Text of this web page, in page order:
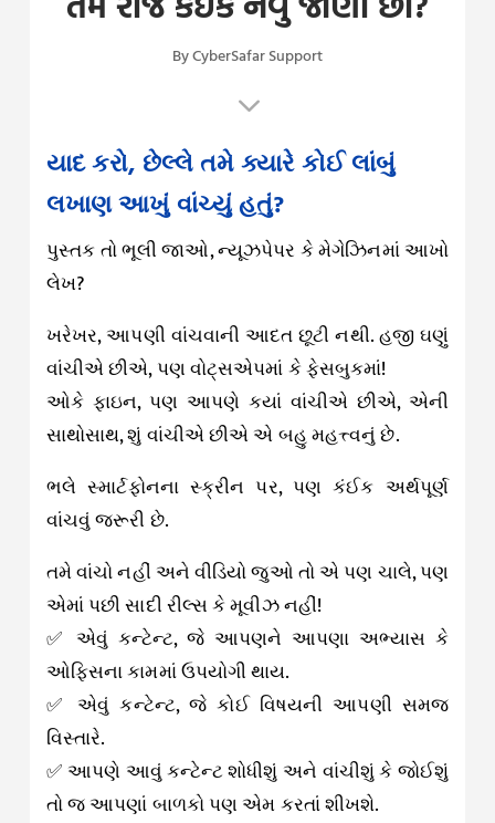
By CyberSafar Support
3
યાદ કરો, છેલ્લે તમે ક્યારે કોઈ લાંબું
લખાણ આખું વાંચ્યું હતું?
પુસ્તક તો ભૂલી જાઓ, ન્યૂઝપેપર કે મેગેઝિનમાં આખો
લેખ?
ખરેખર, આપણી વાંચવાની આદત છૂટી નથી. હજી ઘણું
વાંચીએ છીએ, પણ વોટ્સએપમાં કે ફેસબુકમાં!
ઓકે ફાઇન, પણ આપણે ક્યાં વાંચીએ છીએ, એની
સાથોસાથ, શું વાંચીએ છીએ એ બહુ મહત્ત્વનું છે.
ભલે સ્માર્ટફોનના સ્ક્રીન પર, પણ કંઈક અર્થપૂર્ણ
વાંચવું જરૂરી છે.
તમે વાંચો નહીં અને વીડિયો જુઓ તો એ પણ ચાલે, પણ
એમાં પછી સાદી રીલ્સ કે મૂવીઝ નહીં!
✅ એવું કન્ટેન્ટ, જે આપણને આપણા અભ્યાસ કે
ઓફિસના કામમાં ઉપયોગી થાય.
✅ એવું કન્ટેન્ટ, જે કોઈ વિષયની આપણી સમજ
વિસ્તારે.
✅ આપણે આવું કન્ટેન્ટ શોધીશું અને વાંચીશું કે જોઈશું
તો જ આપણાં બાળકો પણ એમ કરતાં શીખશે.